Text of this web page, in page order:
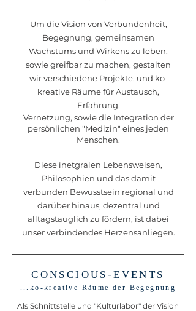
Um die Vision von Verbundenheit,
Begegnung, gemeinsamen
Wachstums und Wirkens zu leben,
sowie greifbar zu machen, gestalten
wir verschiedene Projekte, und ko-
kreative Räume für Austausch,
Erfahrung,
Vernetzung, sowie die Integration der
persönlichen "Medizin" eines jeden
Menschen.
Diese inetgralen Lebensweisen,
Philosophien und das damit
verbunden Bewusstsein regional und
darüber hinaus, dezentral und
alltagstauglich zu fördern, ist dabei
unser verbindendes Herzensanliegen.
CONSCIOUS-EVENTS
...ko-kreative Räume der Begegnung
Als Schnittstelle und "Kulturlabor" der Vision